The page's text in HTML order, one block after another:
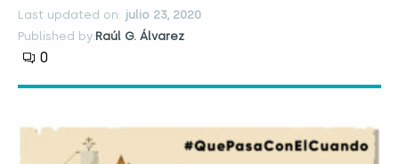
Last updated on: julio 23, 2020
Published by:Raúl G. Álvarez
0